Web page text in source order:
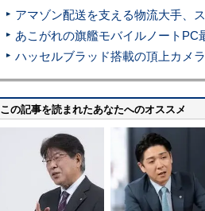
この記事を読まれたあなたへのオススメ